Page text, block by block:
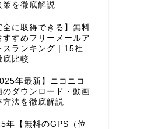
策を徹底解説
全に取得できる】無料
すすめフリーメールア
スランキング｜15社
底比較
年最新】ニコニコ
のダウンロード・動画
方法を徹底解説
年【無料のGPS（位